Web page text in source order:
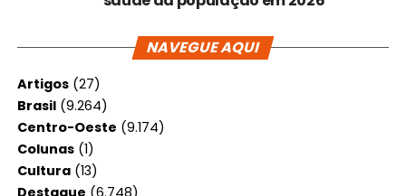
NAVEGUE AQUI
Artigos(27)
Brasil(9.264)
Centro-Oeste (9.174)
Colunas(1)
Cultura(13)
Destaque (6.748)